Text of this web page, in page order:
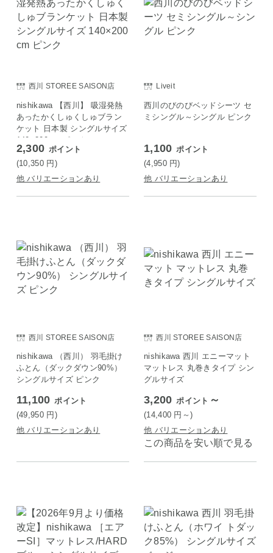
西川 STOREE SAISON店
nishikawa 【西川】 吸湿発熱
あったかくしゅくしゅブラン
ケット 日本製 シングルサイズ
140×200cm ピンク
2,300 ポイント
(10,350 円 )
他 バリエーションあり
Liveit
西川のびのびベッドシーツ セ
ミシングル～シングル ピンク
1,100 ポイント
(4,950 円)
他 バリエーションあり
西川 STOREE SAISON店
nishikawa （西川） 羽毛掛け
ふとん（ダックダウン90%）
シングルサイズ ピンク
11,100 ポイント
(49,950 円 )
他 バリエーションあり
西川 STOREE SAISON店
nishikawa 西川 エニーマット
マットレス 丸巻きタイプ シン
グルサイズ
3,200 ポイント ～
(14,400 円 ～)
他 バリエーションあり
この商品を安い順で見る